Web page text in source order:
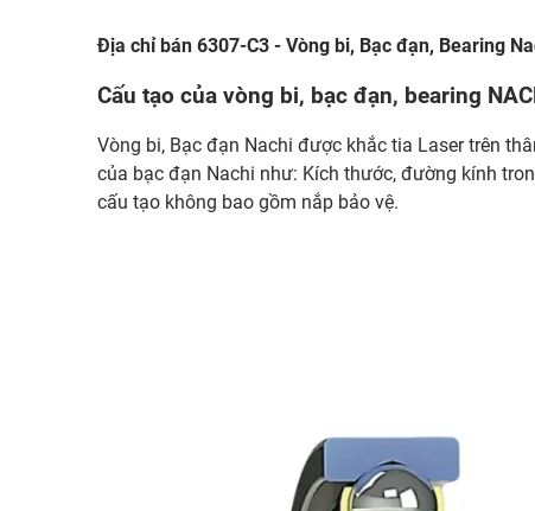
Địa chỉ bán 6307-C3 - Vòng bi, Bạc đạn, Bearing
Cấu tạo của vòng bi, bạc đạn, bearing
Vòng bi, Bạc đạn Nachi được khắc tia Laser trên
của bạc đạn Nachi như: Kích thước, đường kính
cấu tạo không bao gồm nắp bảo vệ.